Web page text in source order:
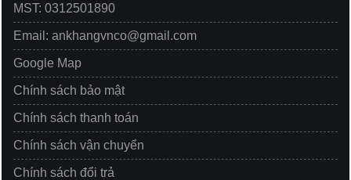
MST: 0312501890
Email: ankhangvnco@gmail.com
Google Map
Chính sách bảo mật
Chính sách thanh toán
Chính sách vận chuyển
Chính sách đổi trả